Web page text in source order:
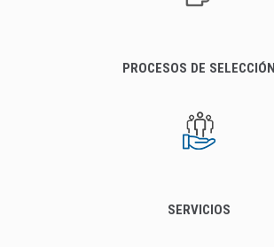
PROCESOS DE SELECCIÓN
SERVICIOS